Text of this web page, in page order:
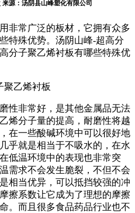
来源：汤阴县山峰塑化有限公司
非常广泛的板材，它拥有众多
特殊优势。汤阴山峰-超高分
分子聚乙烯衬板有哪些特殊优
非常好，是其他金属品无法
烯分子量的提高，耐磨性将越
在一些酸碱环境中可以很好地
乎就是相当于不吸水的，在水
低温环境中的表现也非常突
需求不会发生脆裂，不但不会
相当优异，可以抵挡较强的冲
擦系数让它成为了理想的摩擦
。而且很多食品药品行业也不